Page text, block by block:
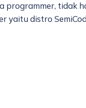
programmer, tidak
yaitu distro